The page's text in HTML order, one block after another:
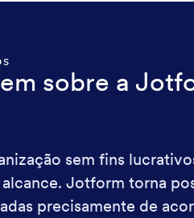
sobre a
sem fins
Jotform torna
precisamente de